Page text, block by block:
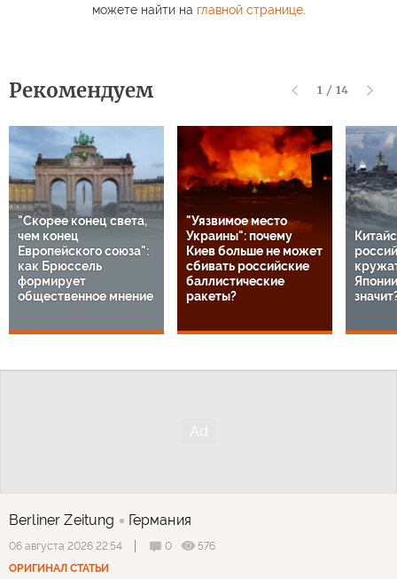
можете найти на главной странице.
Рекомендуем 1 / 14
"Скорее конец света,
чем конец
Европейского союза":
как Брюссель
формирует
общественное мнение
"Уязвимое место
Украины": почему
Киев больше не может
сбивать российские
баллистические
ракеты?
Berliner Zeitung Германия
06 августа 2026 22:54 0
576
ОРИГИНАЛ СТАТЬИ